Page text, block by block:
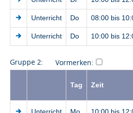
Unterricht Do 08:00 bis
Unterricht Do 10:00 bis
Gruppe 2: Vormerken:
Tag Zeit